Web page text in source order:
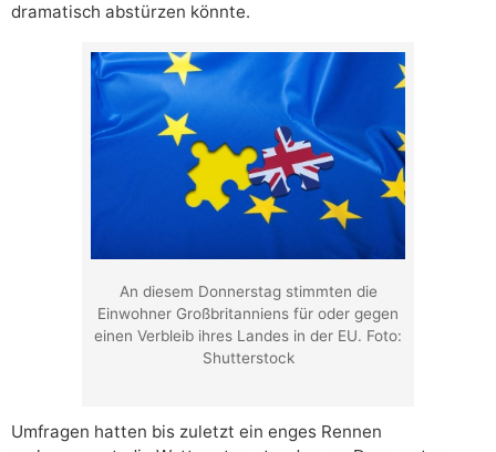
dramatisch abstürzen könnte.
An diesem Donnerstag stimmten die
Einwohner Großbritanniens für oder gegen
einen Verbleib ihres Landes in der EU. Foto:
Shutterstock
Umfragen hatten bis zuletzt ein enges Rennen